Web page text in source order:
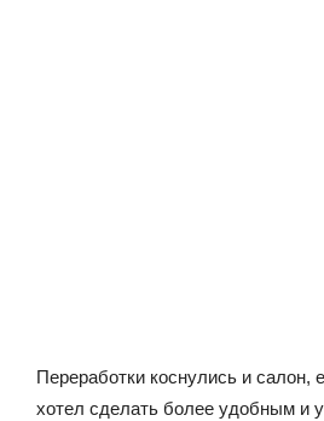
Переработки коснулись и салон,
хотел сделать более удобным и